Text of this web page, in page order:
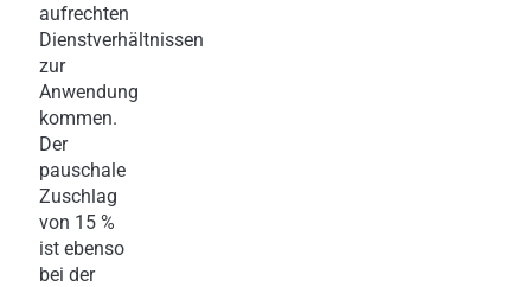
aufrechten
Dienstverhältnissen
zur
Anwendung
kommen.
Der
pauschale
Zuschlag
von 15 %
ist ebenso
bei der